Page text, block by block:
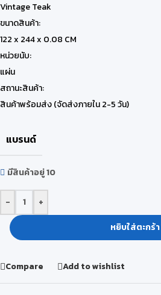
Vintage Teak
ขนาดสินค้า:
122 x 244 x 0.08 CM
หน่วยนับ:
แผ่น
สถานะสินค้า:
สินค้าพร้อมส่ง (จัดส่งภายใน 2-5 วัน)
แบรนด์
มีสินค้าอยู่ 10
-
+
หยิบใส่ตะกร้า
Compare Add to wishlist